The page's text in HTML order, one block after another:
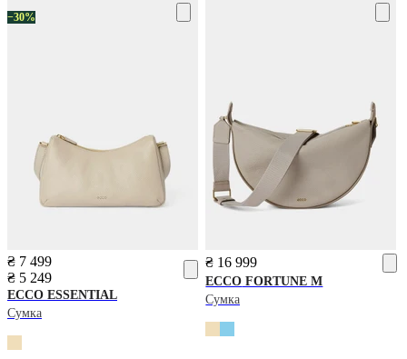
−30%
₴ 7 499
₴ 5 249
ECCO ESSENTIAL
Сумка
₴ 16 999
ECCO FORTUNE M
Сумка